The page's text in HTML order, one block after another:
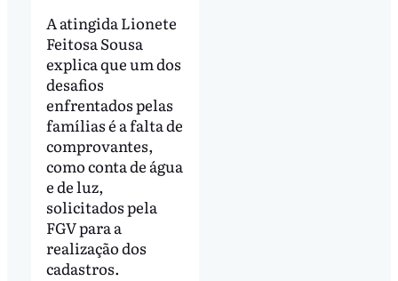
A atingida Lionete
Feitosa Sousa
explica que um dos
desafios
enfrentados pelas
famílias é a falta de
comprovantes,
como conta de água
e de luz,
solicitados pela
FGV para a
realização dos
cadastros.